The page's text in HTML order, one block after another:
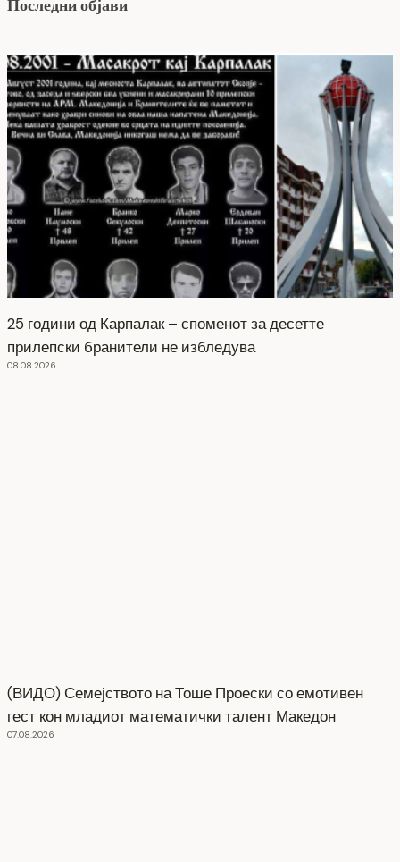
Последни објави
25 години од Карпалак – споменот за десетте
прилепски бранители не избледува
08.08.2026
(ВИДО) Семејството на Тоше Проески со емотивен
гест кон младиот математички талент Македон
07.08.2026